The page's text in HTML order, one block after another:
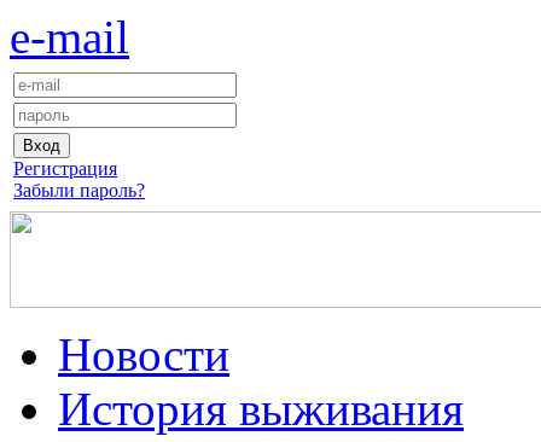
e-mail
Регистрация
Забыли пароль?
Новости
История выживания